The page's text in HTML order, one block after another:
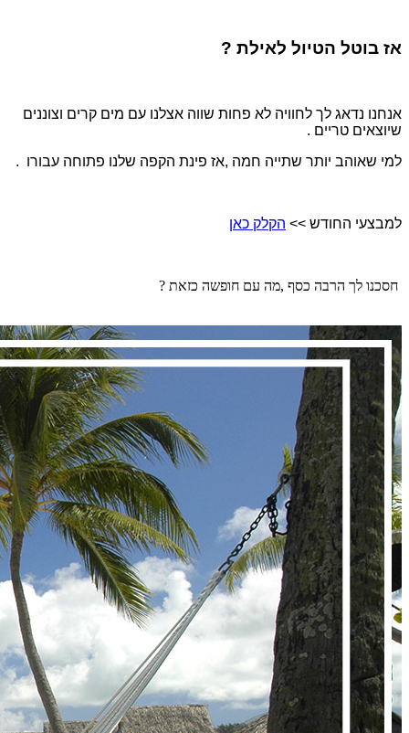
אז בוטל הטיול לאילת ?
אנחנו נדאג לך לחוויה לא פחות שווה אצלנו עם מים קרים וצוננים
שיוצאים טריים .
למי שאוהב יותר שתייה חמה ,אז פינת הקפה שלנו פתוחה עבורו .
למבצעי החודש >> הקלק כאן
חסכנו לך הרבה כסף ,מה עם חופשה כזאת ?